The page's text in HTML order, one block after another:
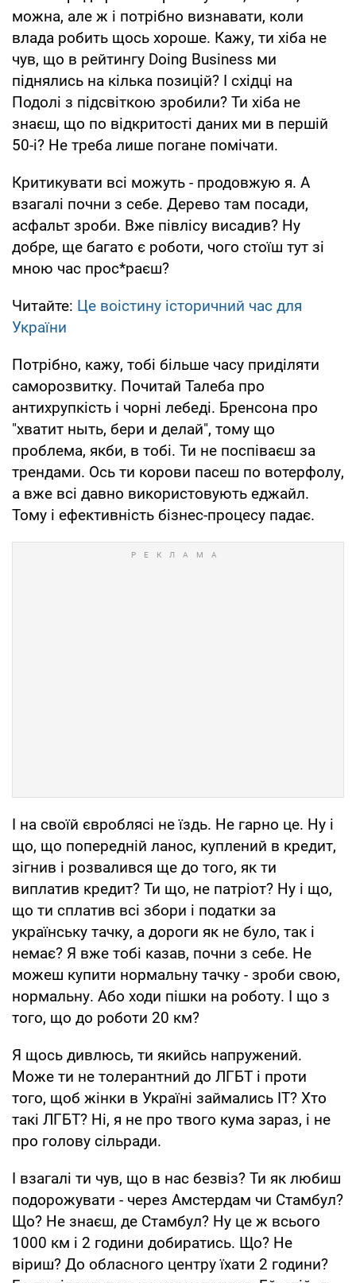
можна, але ж і потрібно визнавати, коли
влада робить щось хороше. Кажу, ти хіба не
чув, що в рейтингу Doing Business ми
піднялись на кілька позицій? І східці на
Подолі з підсвіткою зробили? Ти хіба не
знаєш, що по відкритості даних ми в першій
50-і? Не треба лише погане помічати.
Критикувати всі можуть - продовжую я. А
взагалі почни з себе. Дерево там посади,
асфальт зроби. Вже півлісу висадив? Ну
добре, ще багато є роботи, чого стоїш тут зі
мною час прос*раєш?
Читайте: Це воістину історичний час для
України
Потрібно, кажу, тобі більше часу приділяти
саморозвитку. Почитай Талеба про
антихрупкість і чорні лебеді. Бренсона про
"хватит ныть, бери и делай", тому що
проблема, якби, в тобі. Ти не поспіваєш за
трендами. Ось ти корови пасеш по вотерфолу,
а вже всі давно використовують еджайл.
Тому і ефективність бізнес-процесу падає.
І на своїй євроблясі не їздь. Не гарно це. Ну і
що, що попередній ланос, куплений в кредит,
зігнив і розвалився ще до того, як ти
виплатив кредит? Ти що, не патріот? Ну і що,
що ти сплатив всі збори і податки за
українську тачку, а дороги як не було, так і
немає? Я вже тобі казав, почни з себе. Не
можеш купити нормальну тачку - зроби свою,
нормальну. Або ходи пішки на роботу. І що з
того, що до роботи 20 км?
Я щось дивлюсь, ти якийсь напружений.
Може ти не толерантний до ЛГБТ і проти
того, щоб жінки в Україні займались ІТ? Хто
такі ЛГБТ? Ні, я не про твого кума зараз, і не
про голову сільради.
І взагалі ти чув, що в нас безвіз? Ти як любиш
подорожувати - через Амстердам чи Стамбул?
Що? Не знаєш, де Стамбул? Ну це ж всього
1000 км і 2 години добиратись. Що? Не
віриш? До обласного центру їхати 2 години?